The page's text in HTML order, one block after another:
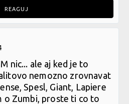
REAGUJ
nic... ale aj ked je to
nemozno zrovnavat
Spesl, Giant, Lapiere
o Zumbi, proste ti co to